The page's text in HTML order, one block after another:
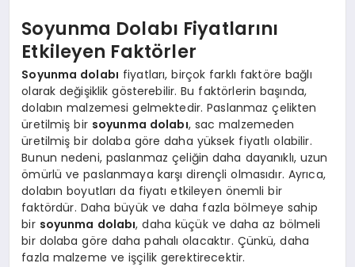
Soyunma Dolabı Fiyatlarını
Etkileyen Faktörler
Soyunma dolabı fiyatları, birçok farklı faktöre bağlı
olarak değişiklik gösterebilir. Bu faktörlerin başında,
dolabın malzemesi gelmektedir. Paslanmaz çelikten
üretilmiş bir soyunma dolabı, sac malzemeden
üretilmiş bir dolaba göre daha yüksek fiyatlı olabilir.
Bunun nedeni, paslanmaz çeliğin daha dayanıklı, uzun
ömürlü ve paslanmaya karşı dirençli olmasıdır. Ayrıca,
dolabın boyutları da fiyatı etkileyen önemli bir
faktördür. Daha büyük ve daha fazla bölmeye sahip
bir soyunma dolabı, daha küçük ve daha az bölmeli
bir dolaba göre daha pahalı olacaktır. Çünkü, daha
fazla malzeme ve işçilik gerektirecektir.